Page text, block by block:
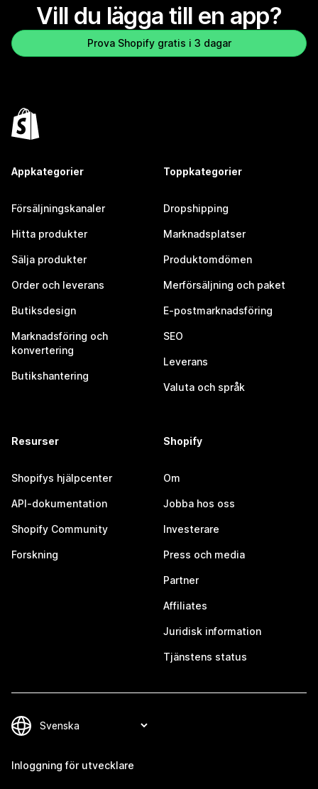
Vill du lägga till en app?
Prova Shopify gratis i 3 dagar
Appkategorier
Försäljningskanaler
Hitta produkter
Sälja produkter
Order och leverans
Butiksdesign
Marknadsföring och
konvertering
Butikshantering
Toppkategorier
Dropshipping
Marknadsplatser
Produktomdömen
Merförsäljning och paket
E-postmarknadsföring
SEO
Leverans
Valuta och språk
Resurser
Shopifys hjälpcenter
API-dokumentation
Shopify Community
Forskning
Shopify
Om
Jobba hos oss
Investerare
Press och media
Partner
Affiliates
Juridisk information
Tjänstens status
Inloggning för utvecklare